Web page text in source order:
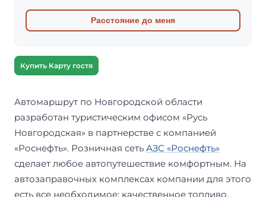
Расстояние до меня
Купить Карту гостя
Автомаршрут по Новгородской области
разработан туристическим офисом «Русь
Новгородская» в партнерстве с компанией
«Роснефть». Розничная сеть АЗС «Роснефть»
сделает любое автопутешествие комфортным. На
автозаправочных комплексах компании для этого
есть все необходимое: качественное топливо,